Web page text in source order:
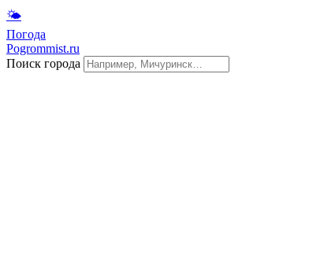
🌤
Погода
Pogrommist.ru
Поиск города